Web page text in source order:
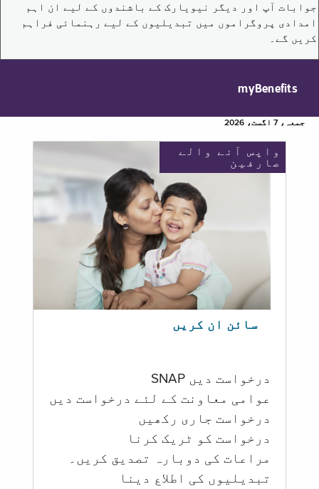
جوابات آپ اور دیگر نیویارک کے باشندوں کے لیے ان اہم
امدادی پروگراموں میں تبدیلیوں کے لیے رہنمائی فراہم
کریں گے۔
myBenefits
جمعہ، 7 اگست، 2026
واپس آنے والے
صارفین
سائن ان کریں
درخواست دیں SNAP
عوامی معاونت کے لئے درخواست دیں
درخواست جاری رکھیں
درخواست کو ٹریک کرنا
مراعات کی دوبارہ تصدیق کریں۔
تبدیلیوں کی اطلاع دینا